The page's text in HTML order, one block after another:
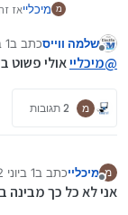
מ מיכלייאז
וגם
(וגם
יש
מנותק
שלמה ווייסכתב ב1 ביוני 2022, 21:03
נערך
@מיכלייאולי פשוט
מ 2 תגובות
מ
מנותק
מיכלייכתב ב1 ביוני 2022, 21:04
נערך
אני לא כל כך מבינה